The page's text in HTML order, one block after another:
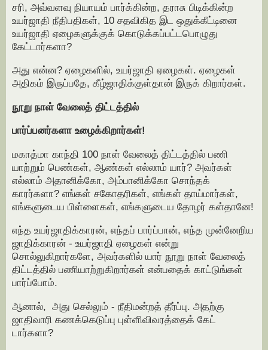
சரி, அவ்வளவு நியாயம் பார்க்கின்ற, தராசு பிடிக்கின்ற
உயர்ஜாதி நீதிபதிகள், 10 சதவிகித இட ஒதுக்கீட்டினை
உயர்ஜாதி ஏழைகளுக்குக் கொடுக்கப்பட்டபொழுது
கேட்டார்களா?
அது என்ன? ஏழைகளில், உயர்ஜாதி ஏழைகள். ஏழைகள்
அதிகம் இருப்பதே, கீழ்ஜாதிக்குள்தான் இருக் கிறார்கள்.
நூறு நாள் வேலைத் திட்டத்தில்
பார்ப்பனர்களா உழைக்கிறார்கள்!
மகாத்மா காந்தி 100 நாள் வேலைத் திட்டத்தில் பணி
யாற்றும் பெண்கள், ஆண்கள் எல்லாம் யார்? அவர்கள்
எல்லாம் அதானிக்கோ, அம்பானிக்கோ சொந்தக்
காரர்களா? எங்கள் சகோதரிகள், எங்கள் தாய்மார்கள்,
எங்களுடைய பிள்ளைகள், எங்களுடைய தோழர் கள்தானே!
எந்த உயர்ஜாதிக்காரன், எந்தப் பார்ப்பான், எந்த முன்னேறிய
ஜாதிக்காரன் - உயர்ஜாதி ஏழைகள் என்று
சொல்லுகிறார்களே, அவர்களில் யார் நூறு நாள் வேலைத்
திட்டத்தில் பணியாற்றுகிறார்கள் என்பதைக் காட்டுங்கள்
பார்ப்போம்.
ஆனால், அது செல்லும் - நீதிமன்றத் தீர்ப்பு. அதற்கு
ஜாதிவாரி கணக்கெடுப்பு புள்ளிவிவரத்தைக் கேட்
டார்களா?